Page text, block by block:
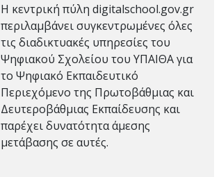
Η κεντρική πύλη digitalschool.gov.gr
περιλαμβάνει συγκεντρωμένες όλες
τις διαδικτυακές υπηρεσίες του
Ψηφιακού Σχολείου του ΥΠΑΙΘΑ για
το Ψηφιακό Εκπαιδευτικό
Περιεχόμενο της Πρωτοβάθμιας και
Δευτεροβάθμιας Εκπαίδευσης και
παρέχει δυνατότητα άμεσης
μετάβασης σε αυτές.